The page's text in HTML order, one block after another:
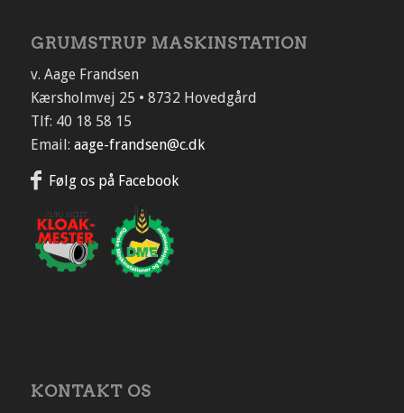
GRUMSTRUP MASKINSTATION
v. Aage Frandsen
Kærsholmvej 25 • 8732 Hovedgård
Tlf: 40 18 58 15
Email: aage-frandsen@c.dk
Følg os på Facebook
KONTAKT OS